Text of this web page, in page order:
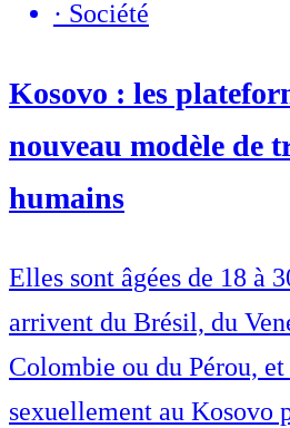
· Société
Kosovo : les
nouveau modèle de
humains
Elles sont âgées de 18 à
arrivent du Brésil, du
Colombie ou du Pérou,
sexuellement au Kosovo